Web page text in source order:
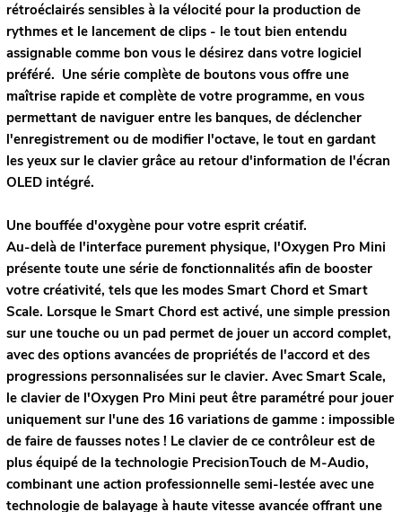
rétroéclairés sensibles à la vélocité pour la production de
rythmes et le lancement de clips - le tout bien entendu
assignable comme bon vous le désirez dans votre logiciel
préféré. Une série complète de boutons vous offre une
maîtrise rapide et complète de votre programme, en vous
permettant de naviguer entre les banques, de déclencher
l'enregistrement ou de modifier l'octave, le tout en gardant
les yeux sur le clavier grâce au retour d'information de l'écran
OLED intégré.
Une bouffée d'oxygène pour votre esprit créatif.
Au-delà de l'interface purement physique, l'Oxygen Pro Mini
présente toute une série de fonctionnalités afin de booster
votre créativité, tels que les modes Smart Chord et Smart
Scale. Lorsque le Smart Chord est activé, une simple pression
sur une touche ou un pad permet de jouer un accord complet,
avec des options avancées de propriétés de l'accord et des
progressions personnalisées sur le clavier. Avec Smart Scale,
le clavier de l'Oxygen Pro Mini peut être paramétré pour jouer
uniquement sur l'une des 16 variations de gamme : impossible
de faire de fausses notes ! Le clavier de ce contrôleur est de
plus équipé de la technologie PrecisionTouch de M-Audio,
combinant une action professionnelle semi-lestée avec une
technologie de balayage à haute vitesse avancée offrant une